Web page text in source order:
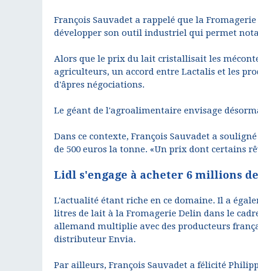
François Sauvadet a rappelé que la
développer son outil industriel qui permet
Alors que le prix du lait cristallisait les
agriculteurs, un accord entre Lactalis et les
d'âpres négociations.
Le géant de l'agroalimentaire envisage
Dans ce contexte, François Sauvadet a
de 500 euros la tonne. «Un prix dont certains
Lidl s'engage à acheter 6 millions
L'actualité étant riche en ce domaine. Il a
litres de lait à la Fromagerie Delin dans le
allemand multiplie avec des producteurs
distributeur Envia.
Par ailleurs, François Sauvadet a félicité